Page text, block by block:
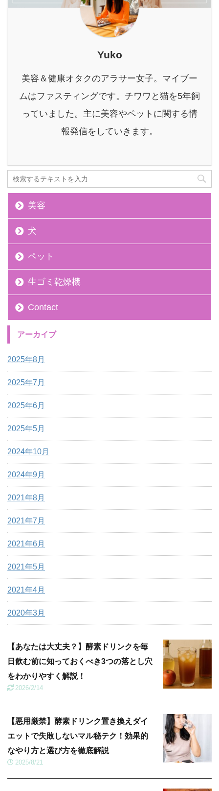
ルロン酸成分のスキンケ
アが皮膚バリアの健康を
つけていきましょう。 合
わせて読みたい ...
を引き出す力が弱くなっ
ているかもしれません。
年齢とともに、私たちの
まだ早いです。 今、健康
分野で大きな注目を集め
「MRE成分」を配合した
「MREビオス」。 本記
Yuko
美容＆健康オタクのアラサー女子。マイブー
ムはファスティングです。チワワと猫を5年飼
っていました。主に美容やペットに関する情
報発信をしていきます。
美容
犬
ペット
生ゴミ乾燥機
Contact
アーカイブ
2025年8月
2025年7月
2025年6月
2025年5月
2024年10月
2024年9月
2021年8月
2021年7月
2021年6月
2021年5月
2021年4月
2020年3月
【あなたは大丈夫？】酵素ドリンクを毎
日飲む前に知っておくべき3つの落とし穴
をわかりやすく解説！
2026/2/14
【悪用厳禁】酵素ドリンク置き換えダイ
エットで失敗しないマル秘テク！効果的
なやり方と選び方を徹底解説
2025/8/21